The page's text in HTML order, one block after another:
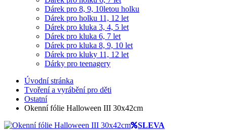
Dárek pro 8, 9, 10letou holku
Dárek pro holku 11, 12 let
Dárek pro kluka 3, 4, 5 let
Dárek pro kluka 6, 7 let
Dárek pro kluka 8, 9, 10 let
Dárek pro kluky 11, 12 let
Dárky pro teenagery
Úvodní stránka
Tvoření a vyrábění pro děti
Ostatní
Okenní fólie Halloween III 30x42cm
SLEVA